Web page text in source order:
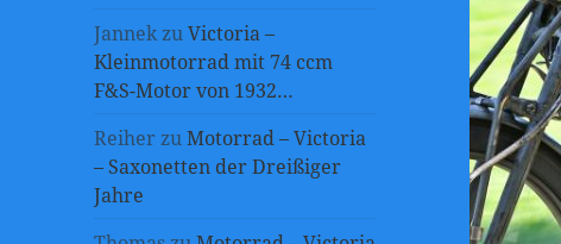
JannekzuVictoria –
Kleinmotorrad mit 74 ccm
F&S-Motor von 1932…
Reiher zuMotorrad – Victoria
– Saxonetten der Dreißiger
Jahre